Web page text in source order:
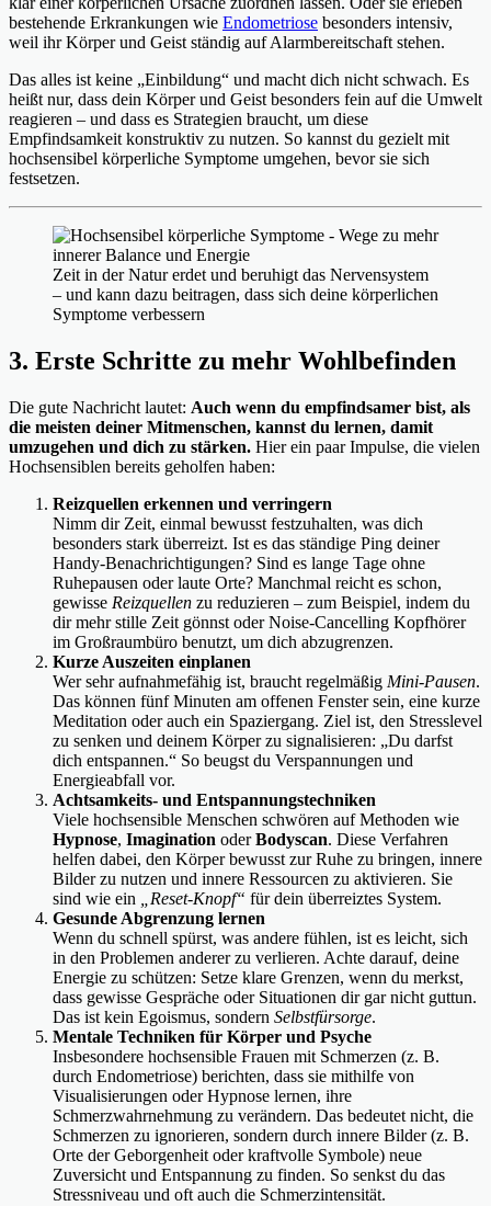
bestehende Erkrankungen wie Endometriose besonders intensiv,
weil ihr Körper und Geist ständig auf Alarmbereitschaft stehen.
Das alles ist keine „Einbildung“ und macht dich nicht schwach. Es
heißt nur, dass dein Körper und Geist besonders fein auf die Umwelt
reagieren – und dass es Strategien braucht, um diese
Empfindsamkeit konstruktiv zu nutzen. So kannst du gezielt mit
hochsensibel körperliche Symptome umgehen, bevor sie sich
festsetzen.
Zeit in der Natur erdet und beruhigt das Nervensystem
– und kann dazu beitragen, dass sich deine körperlichen
Symptome verbessern
3. Erste Schritte zu mehr Wohlbefinden
Die gute Nachricht lautet: Auch wenn du empfindsamer bist, als
die meisten deiner Mitmenschen, kannst du lernen, damit
umzugehen und dich zu stärken. Hier ein paar Impulse, die vielen
Hochsensiblen bereits geholfen haben:
Reizquellen erkennen und verringern
Nimm dir Zeit, einmal bewusst festzuhalten, was dich
besonders stark überreizt. Ist es das ständige Ping deiner
Handy-Benachrichtigungen? Sind es lange Tage ohne
Ruhepausen oder laute Orte? Manchmal reicht es schon,
gewisse Reizquellen zu reduzieren – zum Beispiel, indem du
dir mehr stille Zeit gönnst oder Noise-Cancelling Kopfhörer
im Großraumbüro benutzt, um dich abzugrenzen.
Kurze Auszeiten einplanen
Wer sehr aufnahmefähig ist, braucht regelmäßig Mini-Pausen.
Das können fünf Minuten am offenen Fenster sein, eine kurze
Meditation oder auch ein Spaziergang. Ziel ist, den Stresslevel
zu senken und deinem Körper zu signalisieren: „Du darfst
dich entspannen.“ So beugst du Verspannungen und
Energieabfall vor.
Achtsamkeits- und Entspannungstechniken
Viele hochsensible Menschen schwören auf Methoden wie
Hypnose, Imagination oderBodyscan. Diese Verfahren
helfen dabei, den Körper bewusst zur Ruhe zu bringen, innere
Bilder zu nutzen und innere Ressourcen zu aktivieren. Sie
sind wie ein
„Reset-Knopf“ für dein überreiztes System.
Gesunde Abgrenzung lernen
Wenn du schnell spürst, was andere fühlen, ist es leicht, sich
in den Problemen anderer zu verlieren. Achte darauf, deine
Energie zu schützen: Setze klare Grenzen, wenn du merkst,
dass gewisse Gespräche oder Situationen dir gar nicht guttun.
Das ist kein Egoismus, sondern Selbstfürsorge.
Mentale Techniken für Körper und Psyche
Insbesondere hochsensible Frauen mit Schmerzen (z. B.
durch Endometriose) berichten, dass sie mithilfe von
Visualisierungen oder Hypnose lernen, ihre
Schmerzwahrnehmung zu verändern. Das bedeutet nicht, die
Schmerzen zu ignorieren, sondern durch innere Bilder (z. B.
Orte der Geborgenheit oder kraftvolle Symbole) neue
Zuversicht und Entspannung zu finden. So senkst du das
Stressniveau und oft auch die Schmerzintensität.